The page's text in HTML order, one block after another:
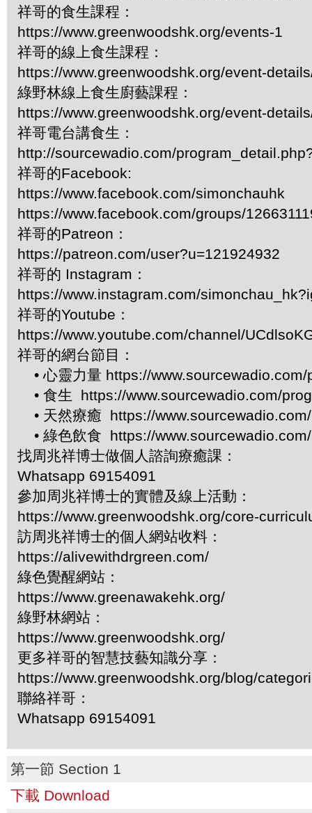
祥哥的食生課程：
https://www.greenwoodshk.org/events-1
祥哥的線上食生課程：
https://www.greenwoodshk.org/event-
綠野林線上食生廚藝課程：
https://www.greenwoodshk.org/event-
祥哥電台講食生：
http://sourcewadio.com/
祥哥的Facebook:
https://www.facebook.com/simonchauhk
https://www.facebook.com/groups/
祥哥的Patreon：
https://patreon.com/user?u=121924932
祥哥的 Instagram：
https://www.instagram.com/
祥哥的Youtube：
https://www.youtube.com/channel/
祥哥的網台節目：
• 心靈力量 https://
• 食生 https://www.sourcewadio.com/
• 天然療癒 https://
• 綠色飲食 https://
找周兆祥博士做個人諮詢療癒課：
Whatsapp 69154091
參加周兆祥博士的實體及線上活動：
https://www.greenwoodshk.org/core-
訪周兆祥博士的個人網站收料：
https://alivewithdrgreen.com/
綠色覺醒網站：
https://www.greenawakehk.org/
綠野林網站：
https://www.greenwoodshk.org/
更多祥哥的智慧技藝知識分享：
https://www.greenwoodshk.org/blog/
聯絡祥哥：
Whatsapp 69154091
第一節 Section 1
下載 Download